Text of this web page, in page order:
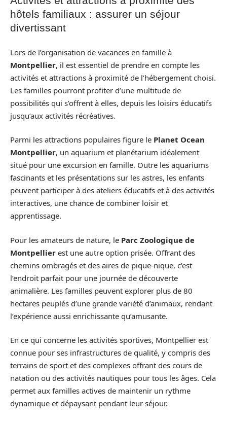
hôtels familiaux : assurer un séjour
divertissant
Lors de l’organisation de vacances en famille à
Montpellier, il est essentiel de prendre en compte les
activités et attractions à proximité de l’hébergement choisi.
Les familles pourront profiter d’une multitude de
possibilités qui s’offrent à elles, depuis les loisirs éducatifs
jusqu’aux activités récréatives.
Parmi les attractions populaires figure le Planet Ocean
Montpellier, un aquarium et planétarium idéalement
situé pour une excursion en famille. Outre les aquariums
fascinants et les présentations sur les astres, les enfants
peuvent participer à des ateliers éducatifs et à des activités
interactives, une chance de combiner loisir et
apprentissage.
Pour les amateurs de nature, le Parc Zoologique de
Montpellier est une autre option prisée. Offrant des
chemins ombragés et des aires de pique-nique, c’est
l’endroit parfait pour une journée de découverte
animalière. Les familles peuvent explorer plus de 80
hectares peuplés d’une grande variété d’animaux, rendant
l’expérience aussi enrichissante qu’amusante.
En ce qui concerne les activités sportives, Montpellier est
connue pour ses infrastructures de qualité, y compris des
terrains de sport et des complexes offrant des cours de
natation ou des activités nautiques pour tous les âges. Cela
permet aux familles actives de maintenir un rythme
dynamique et dépaysant pendant leur séjour.